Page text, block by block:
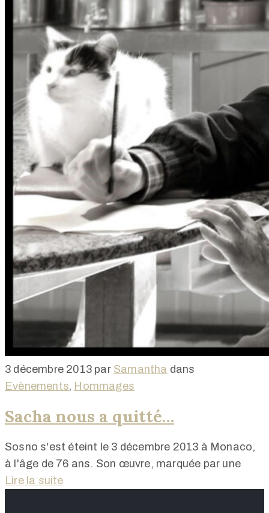
3 décembre 2013 par Samantha dans
Evènements‚ Hommages
Sacha nous a quitté…
Sosno s'est éteint le 3 décembre 2013 à Monaco,
à l'âge de 76 ans. Son œuvre, marquée par une
Lire la suite